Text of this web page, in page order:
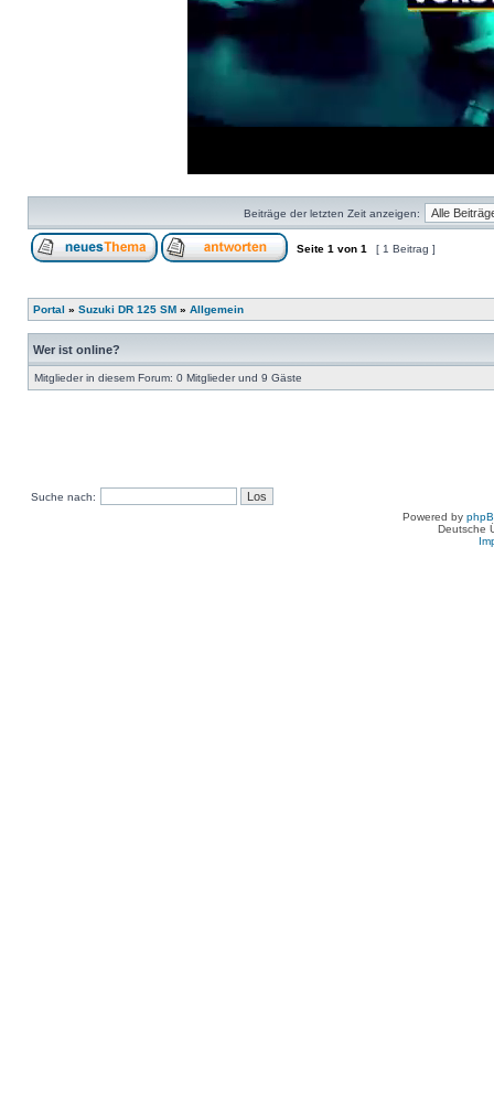
Beiträge der letzten Zeit anzeigen:
Seite 1 von 1 [ 1 Beitrag ]
Portal » Suzuki DR 125 SM » Allgemein
Wer ist online?
Mitglieder in diesem Forum: 0 Mitglieder und 9 Gäste
Suche nach:
Powered by
Deutsche